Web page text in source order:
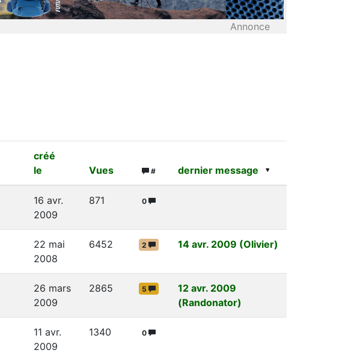
Annonce
créé
le
Vues # dernier message
16 avr.
2009
871 0
22 mai
2008
6452 2 14 avr. 2009 (Olivier)
26 mars
2009
2865 5
12 avr. 2009
(Randonator)
11 avr.
2009
1340 0